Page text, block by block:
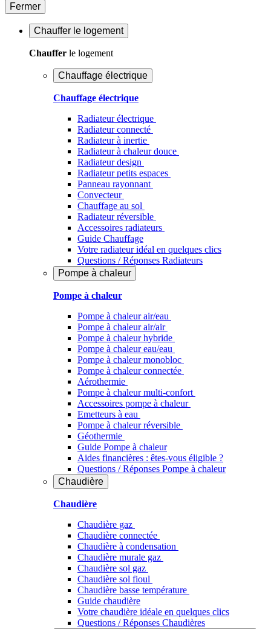
Fermer
Chauffer le logement
Chauffer le logement
Chauffage électrique
Chauffage électrique
Radiateur électrique
Radiateur connecté
Radiateur à inertie
Radiateur à chaleur douce
Radiateur design
Radiateur petits espaces
Panneau rayonnant
Convecteur
Chauffage au sol
Radiateur réversible
Accessoires radiateurs
Guide Chauffage
Votre radiateur idéal en quelques clics
Questions / Réponses Radiateurs
Pompe à chaleur
Pompe à chaleur
Pompe à chaleur air/eau
Pompe à chaleur air/air
Pompe à chaleur hybride
Pompe à chaleur​ eau/eau
Pompe à chaleur monobloc
Pompe à chaleur connectée
Aérothermie
Pompe à chaleur multi-confort
Accessoires pompe à chaleur
Emetteurs à eau
Pompe à chaleur réversible
Géothermie
Guide Pompe à chaleur
Aides financières : êtes-vous éligible ?
Questions / Réponses Pompe à chaleur
Chaudière
Chaudière
Chaudière gaz
Chaudière connectée
Chaudière à condensation
Chaudière murale gaz
Chaudière sol gaz
Chaudière sol fioul
Chaudière basse température
Guide chaudière
Votre chaudière idéale en quelques clics
Questions / Réponses Chaudières